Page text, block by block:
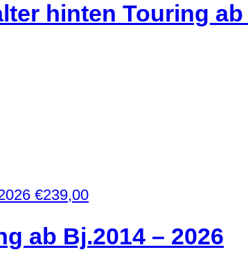
hinten Touring ab
€239,00
ab Bj.2014 – 2026